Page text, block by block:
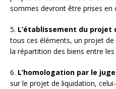
sommes devront être prises en
5. L’établissement du projet
tous ces éléments, un projet
la répartition des biens entre les
6. L’homologation par le juge
sur le projet de liquidation,